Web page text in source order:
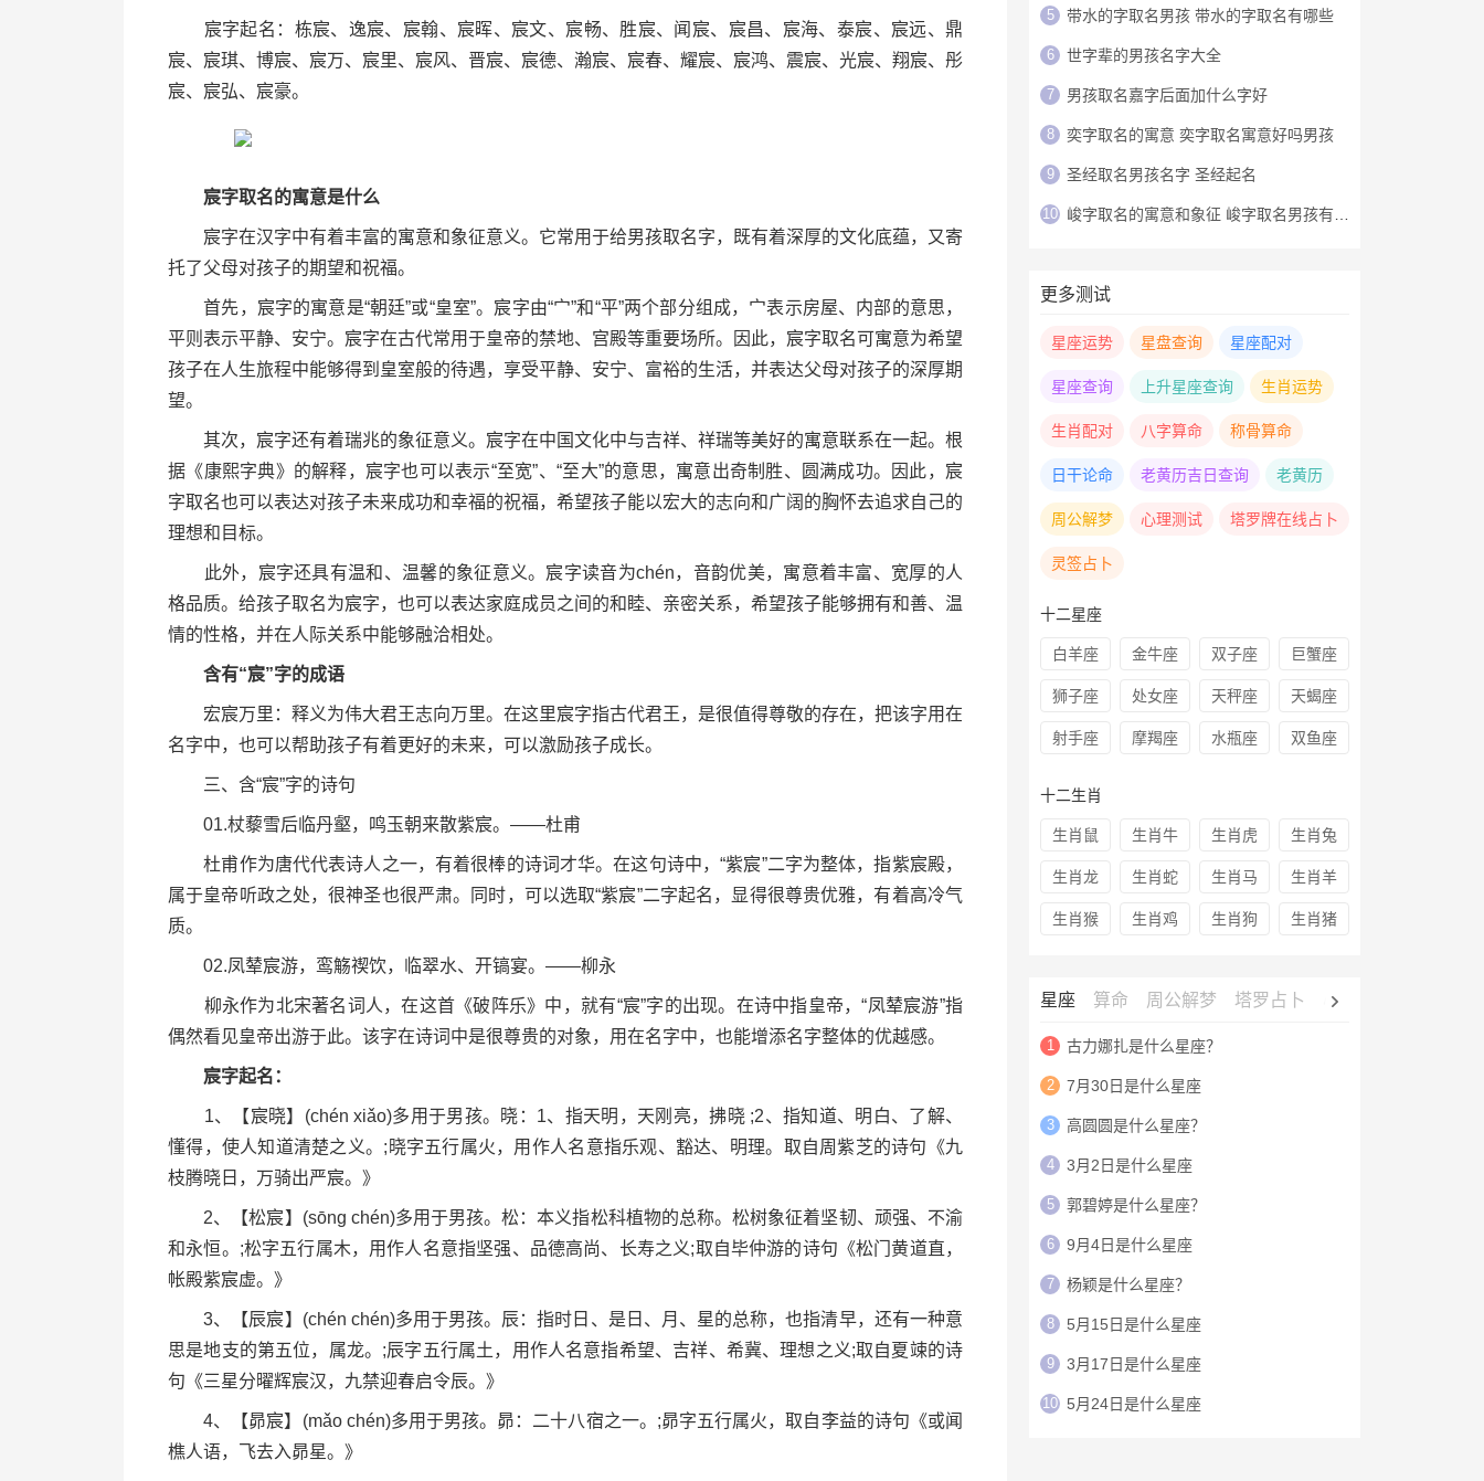
宸字起名：栋宸、逸宸、宸翰、宸晖、宸文、宸畅、胜宸、闻宸、宸昌、宸海、泰宸、宸远、鼎
宸、宸琪、博宸、宸万、宸里、宸风、晋宸、宸德、瀚宸、宸春、耀宸、宸鸿、震宸、光宸、翔宸、彤
宸、宸弘、宸豪。
宸字取名的寓意是什么
宸字在汉字中有着丰富的寓意和象征意义。它常用于给男孩取名字，既有着深厚的文化底蕴，又寄
托了父母对孩子的期望和祝福。
首先，宸字的寓意是“朝廷”或“皇室”。宸字由“宀”和“平”两个部分组成，宀表示房屋、内部的意思，
平则表示平静、安宁。宸字在古代常用于皇帝的禁地、宫殿等重要场所。因此，宸字取名可寓意为希望
孩子在人生旅程中能够得到皇室般的待遇，享受平静、安宁、富裕的生活，并表达父母对孩子的深厚期
望。
其次，宸字还有着瑞兆的象征意义。宸字在中国文化中与吉祥、祥瑞等美好的寓意联系在一起。根
据《康熙字典》的解释，宸字也可以表示“至宽”、“至大”的意思，寓意出奇制胜、圆满成功。因此，宸
字取名也可以表达对孩子未来成功和幸福的祝福，希望孩子能以宏大的志向和广阔的胸怀去追求自己的
理想和目标。
此外，宸字还具有温和、温馨的象征意义。宸字读音为chén，音韵优美，寓意着丰富、宽厚的人
格品质。给孩子取名为宸字，也可以表达家庭成员之间的和睦、亲密关系，希望孩子能够拥有和善、温
情的性格，并在人际关系中能够融洽相处。
含有“宸”字的成语
宏宸万里：释义为伟大君王志向万里。在这里宸字指古代君王，是很值得尊敬的存在，把该字用在
名字中，也可以帮助孩子有着更好的未来，可以激励孩子成长。
三、含“宸”字的诗句
01.杖藜雪后临丹壑，鸣玉朝来散紫宸。——杜甫
杜甫作为唐代代表诗人之一，有着很棒的诗词才华。在这句诗中，“紫宸”二字为整体，指紫宸殿，
属于皇帝听政之处，很神圣也很严肃。同时，可以选取“紫宸”二字起名，显得很尊贵优雅，有着高冷气
质。
02.凤辇宸游，鸾觞禊饮，临翠水、开镐宴。——柳永
柳永作为北宋著名词人，在这首《破阵乐》中，就有“宸”字的出现。在诗中指皇帝，“凤辇宸游”指
偶然看见皇帝出游于此。该字在诗词中是很尊贵的对象，用在名字中，也能增添名字整体的优越感。
宸字起名：
1、【宸晓】(chén xiǎo)多用于男孩。晓：1、指天明，天刚亮，拂晓 ;2、指知道、明白、了解、
懂得，使人知道清楚之义。;晓字五行属火，用作人名意指乐观、豁达、明理。取自周紫芝的诗句《九
枝腾晓日，万骑出严宸。》
2、【松宸】(sōng chén)多用于男孩。松：本义指松科植物的总称。松树象征着坚韧、顽强、不渝
和永恒。;松字五行属木，用作人名意指坚强、品德高尚、长寿之义;取自毕仲游的诗句《松门黄道直，
帐殿紫宸虚。》
3、【辰宸】(chén chén)多用于男孩。辰：指时日、是日、月、星的总称，也指清早，还有一种意
思是地支的第五位，属龙。;辰字五行属土，用作人名意指希望、吉祥、希冀、理想之义;取自夏竦的诗
句《三星分曜辉宸汉，九禁迎春启令辰。》
4、【昴宸】(mǎo chén)多用于男孩。昴：二十八宿之一。;昴字五行属火，取自李益的诗句《或闻
樵人语，飞去入昴星。》
5 带水的字取名男孩 带水的字取名有哪些
6 世字辈的男孩名字大全
7 男孩取名嘉字后面加什么字好
8 奕字取名的寓意 奕字取名寓意好吗男孩
9 圣经取名男孩名字 圣经起名
10 峻字取名的寓意和象征 峻字取名男孩有寓意
更多测试
星座运势 星盘查询 星座配对
星座查询 上升星座查询 生肖运势
生肖配对 八字算命 称骨算命
日干论命 老黄历吉日查询 老黄历
周公解梦 心理测试 塔罗牌在线占卜
灵签占卜
十二星座
白羊座 金牛座 双子座 巨蟹座
狮子座 处女座 天秤座 天蝎座
射手座 摩羯座 水瓶座 双鱼座
十二生肖
生肖鼠 生肖牛 生肖虎 生肖兔
生肖龙 生肖蛇 生肖马 生肖羊
生肖猴 生肖鸡 生肖狗 生肖猪
星座 算命 周公解梦 塔罗占卜 心理测试
1 古力娜扎是什么星座？
2 7月30日是什么星座
3 高圆圆是什么星座？
4 3月2日是什么星座
5 郭碧婷是什么星座？
6 9月4日是什么星座
7 杨颖是什么星座？
8 5月15日是什么星座
9 3月17日是什么星座
10 5月24日是什么星座